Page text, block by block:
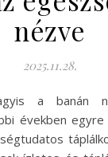
nézve
2025.11.28.
években